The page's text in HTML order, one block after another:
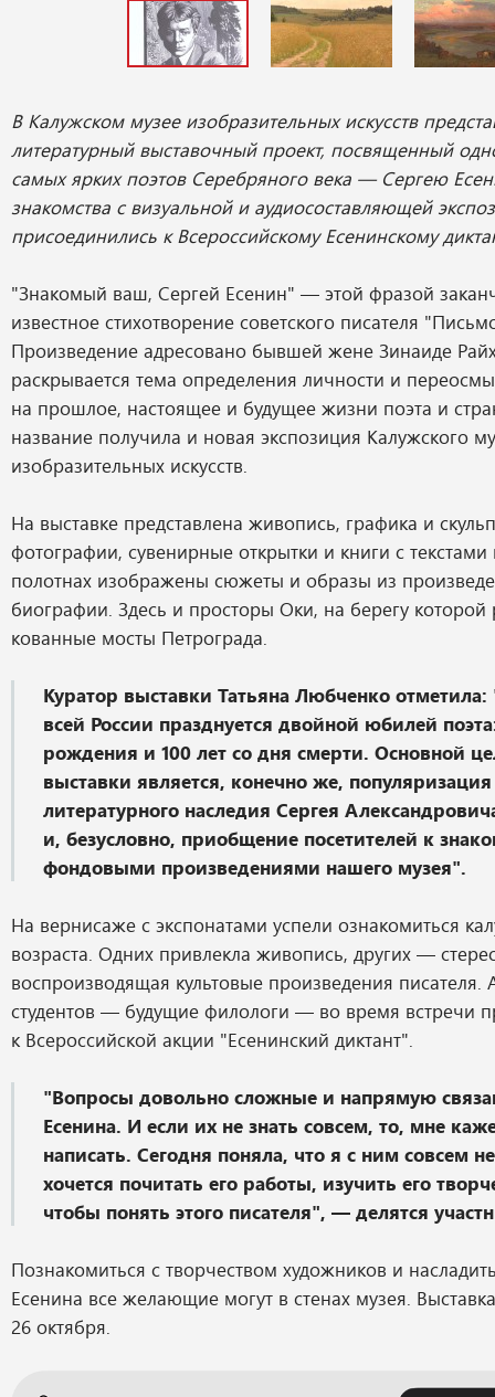
В Калужском музее изобразительных искусств
литературный выставочный проект, посвященный
самых ярких поэтов Серебряного века — Сергею
знакомства с визуальной и аудиосоставляющей
присоединились к Всероссийскому Есенинскому
"Знакомый ваш, Сергей Есенин" — этой фразой
известное стихотворение советского писателя
Произведение адресовано бывшей жене Зинаиде
раскрывается тема определения личности и
на прошлое, настоящее и будущее жизни поэта и
название получила и новая экспозиция Калужского
изобразительных искусств.
На выставке представлена живопись, графика и
фотографии, сувенирные открытки и книги с текстами
полотнах изображены сюжеты и образы из
биографии. Здесь и просторы Оки, на берегу которой
кованные мосты Петрограда.
Куратор выставки Татьяна Любченко
всей России празднуется двойной юбилей
рождения и 100 лет со дня смерти. Основной
выставки является, конечно же, популяризация
литературного наследия Сергея
и, безусловно, приобщение посетителей к
фондовыми произведениями нашего музея".
На вернисаже с экспонатами успели ознакомиться
возраста. Одних привлекла живопись, других —
воспроизводящая культовые произведения писателя.
студентов — будущие филологи — во время встречи
к Всероссийской акции "Есенинский диктант".
"Вопросы довольно сложные и напрямую
Есенина. И если их не знать совсем, то, мне
написать. Сегодня поняла, что я с ним совсем
хочется почитать его работы, изучить его
чтобы понять этого писателя", — делятся
Познакомиться с творчеством художников и
Есенина все желающие могут в стенах музея.
26 октября.